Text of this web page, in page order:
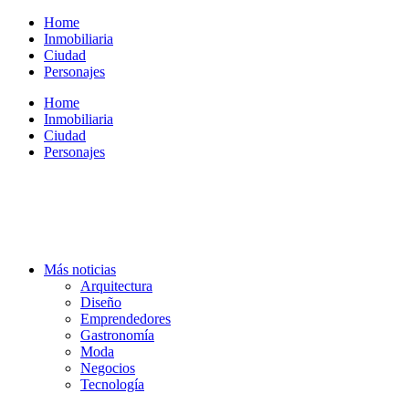
contenido
Home
Inmobiliaria
Ciudad
Personajes
Home
Inmobiliaria
Ciudad
Personajes
Más noticias
Arquitectura
Diseño
Emprendedores
Gastronomía
Moda
Negocios
Tecnología